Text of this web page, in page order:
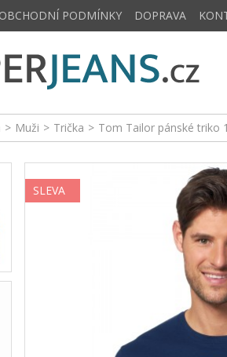
> Muži > Trička > Tom Tailor pánské triko
SLEVA
OBCHODNÍ PODMÍNKY DOPRAVA